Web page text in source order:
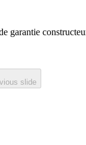
garantie
slide